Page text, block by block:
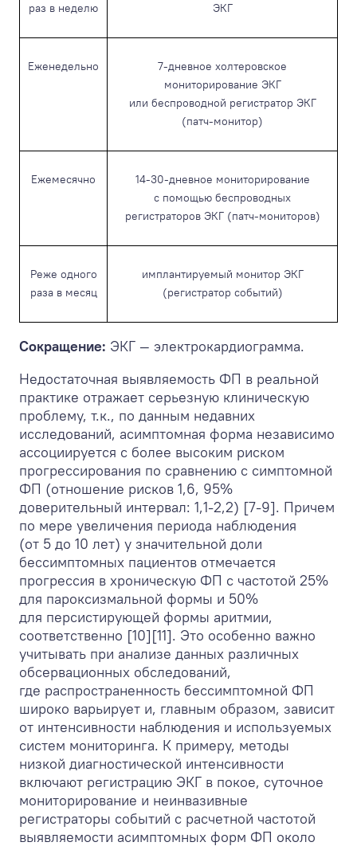
раз в неделю
ЭКГ
Еженедельно
7-дневное холтеровское
мониторирование ЭКГ
или беспроводной регистратор ЭКГ
(патч-монитор)
Ежемесячно
14-30-дневное мониторирование
с помощью беспроводных
регистраторов ЭКГ (патч-мониторов)
Реже одного
раза в месяц
имплантируемый монитор ЭКГ
(регистратор событий)
Сокращение: ЭКГ — электрокардиограмма.
Недостаточная выявляемость ФП в реальной
практике отражает серьезную клиническую
проблему, т.к., по данным недавних
исследований, асимптомная форма независимо
ассоциируется с более высоким риском
прогрессирования по сравнению с симптомной
ФП (отношение рисков 1,6, 95%
доверительный интервал: 1,1-2,2) [7-9]. Причем
по мере увеличения периода наблюдения
(от 5 до 10 лет) у значительной доли
бессимптомных пациентов отмечается
прогрессия в хроническую ФП с частотой 25%
для пароксизмальной формы и 50%
для персистирующей формы аритмии,
соответственно [10][11]. Это особенно важно
учитывать при анализе данных различных
обсервационных обследований,
где распространенность бессимптомной ФП
широко варьирует и, главным образом, зависит
от интенсивности наблюдения и используемых
систем мониторинга. К примеру, методы
низкой диагностической интенсивности
включают регистрацию ЭКГ в покое, суточное
мониторирование и неинвазивные
регистраторы событий с расчетной частотой
выявляемости асимптомных форм ФП около